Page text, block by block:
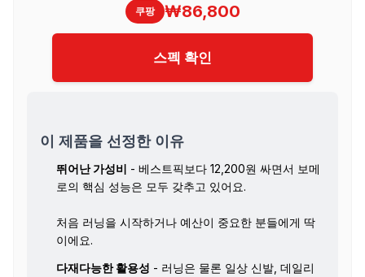
쿠팡 ₩86,800
스펙 확인
이 제품을 선정한 이유
뛰어난 가성비 - 베스트픽보다 12,200원 싸면서 보메
로의 핵심 성능은 모두 갖추고 있어요.
처음 러닝을 시작하거나 예산이 중요한 분들에게 딱
이에요.
다재다능한 활용성 - 러닝은 물론 일상 신발, 데일리